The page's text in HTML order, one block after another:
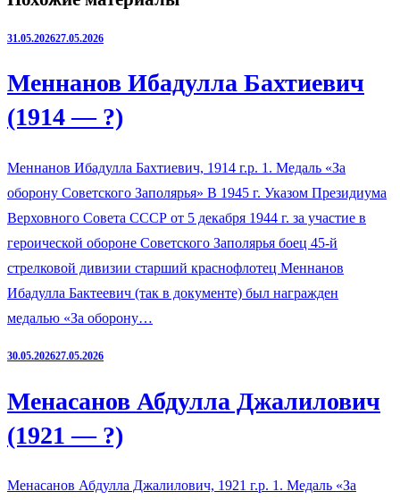
31.05.202627.05.2026
Меннанов Ибадулла Бахтиевич
(1914 — ?)
Меннанов Ибадулла Бахтиевич, 1914 г.р. 1. Медаль «За
оборону Советского Заполярья» В 1945 г. Указом Президиума
Верховного Совета СССР от 5 декабря 1944 г. за участие в
героической обороне Советского Заполярья боец 45-й
стрелковой дивизии старший краснофлотец Меннанов
Ибадулла Бактеевич (так в документе) был награжден
медалью «За оборону…
30.05.202627.05.2026
Менасанов Абдулла Джалилович
(1921 — ?)
Менасанов Абдулла Джалилович, 1921 г.р. 1. Медаль «За